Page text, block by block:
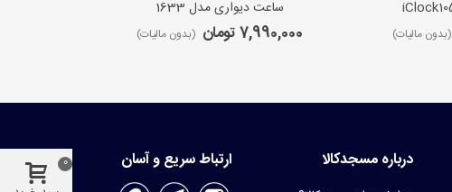
(بدون مالیات)
ساعت دیواری مدل 1633
7,990,000 تومان (بدون مالیات)
درباره مسجدکالا ارتباط سریع و آسان 0